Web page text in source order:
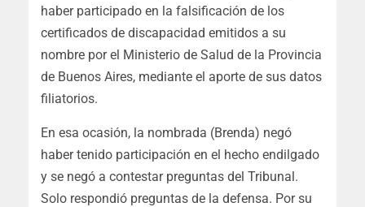
haber participado en la falsificación de los
certificados de discapacidad emitidos a su
nombre por el Ministerio de Salud de la Provincia
de Buenos Aires, mediante el aporte de sus datos
filiatorios.
En esa ocasión, la nombrada (Brenda) negó
haber tenido participación en el hecho endilgado
y se negó a contestar preguntas del Tribunal.
Solo respondió preguntas de la defensa. Por su